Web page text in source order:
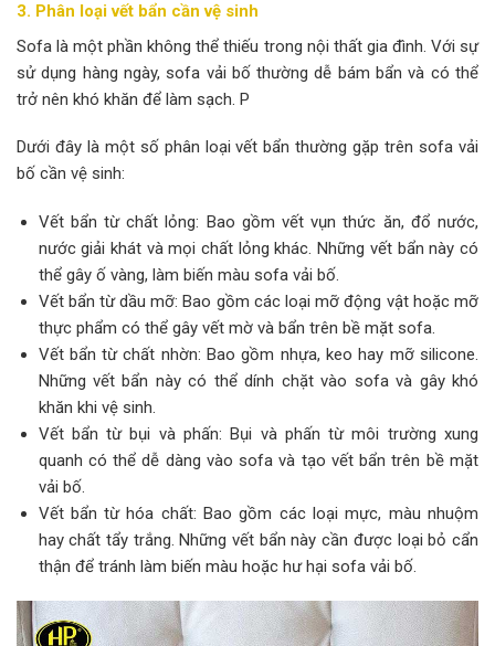
3. Phân loại vết bẩn cần vệ sinh
Sofa là một phần không thể thiếu trong nội thất gia đình. Với sự
sử dụng hàng ngày, sofa vải bố thường dễ bám bẩn và có thể
trở nên khó khăn để làm sạch. P
Dưới đây là một số phân loại vết bẩn thường gặp trên sofa vải
bố cần vệ sinh:
Vết bẩn từ chất lỏng: Bao gồm vết vụn thức ăn, đổ nước,
nước giải khát và mọi chất lỏng khác. Những vết bẩn này có
thể gây ố vàng, làm biến màu sofa vải bố.
Vết bẩn từ dầu mỡ: Bao gồm các loại mỡ động vật hoặc mỡ
thực phẩm có thể gây vết mờ và bẩn trên bề mặt sofa.
Vết bẩn từ chất nhờn: Bao gồm nhựa, keo hay mỡ silicone.
Những vết bẩn này có thể dính chặt vào sofa và gây khó
khăn khi vệ sinh.
Vết bẩn từ bụi và phấn: Bụi và phấn từ môi trường xung
quanh có thể dễ dàng vào sofa và tạo vết bẩn trên bề mặt
vải bố.
Vết bẩn từ hóa chất: Bao gồm các loại mực, màu nhuộm
hay chất tẩy trắng. Những vết bẩn này cần được loại bỏ cẩn
thận để tránh làm biến màu hoặc hư hại sofa vải bố.